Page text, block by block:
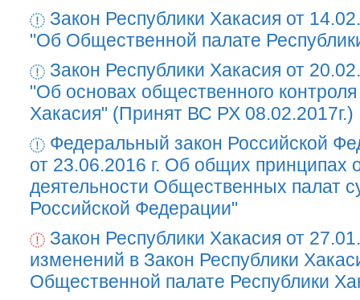
Закон Республики Хакасия от
"Об Общественной палате
Закон Республики Хакасия от
"Об основах общественного
Хакасия" (Принят ВС РХ 08.02.2017г.)
Федеральный закон Российской
от 23.06.2016 г. Об общих принципах
деятельности Общественных палат
Российской Федерации"
Закон Республики Хакасия от
изменений в Закон Республики
Общественной палате Республики